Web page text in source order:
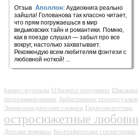
Отзыв Аполлон: Аудиокнига реально
зайшла! Голованова так классно читает,
что прям погружаешься в мир
ведьмовских тайн и романтики. Помню,
как в поезде слушал — забыл про все
вокруг, настолько захватывает.
Рекомендую всем любителям фэнтези с
любовной ноткой! ...
бизнес-журналы О бизнесе популярно
программирование Арбитражное
Энциклопедические словари Гидроэнергетика
остросюжетные
Детские комиксы Биографические справочники